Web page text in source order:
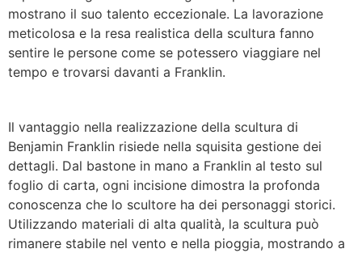
mostrano il suo talento eccezionale. La lavorazione
meticolosa e la resa realistica della scultura fanno
sentire le persone come se potessero viaggiare nel
tempo e trovarsi davanti a Franklin.
Il vantaggio nella realizzazione della scultura di
Benjamin Franklin risiede nella squisita gestione dei
dettagli. Dal bastone in mano a Franklin al testo sul
foglio di carta, ogni incisione dimostra la profonda
conoscenza che lo scultore ha dei personaggi storici.
Utilizzando materiali di alta qualità, la scultura può
rimanere stabile nel vento e nella pioggia, mostrando a